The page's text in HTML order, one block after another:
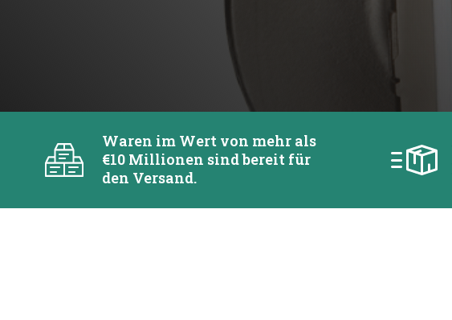
Waren im Wert von mehr als
€10 Millionen sind bereit für
den Versand.